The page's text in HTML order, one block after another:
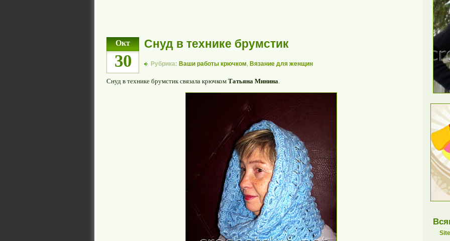
Окт
30
Снуд в технике брумстик
Рубрика: Ваши работы крючком, Вязание для женщин
Снуд в технике брумстик связала крючком Татьяна Минина.